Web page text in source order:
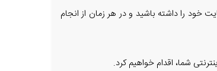
خود را داشته باشید و در هر زمان از انجام
شما، اقدام خواهیم کرد.